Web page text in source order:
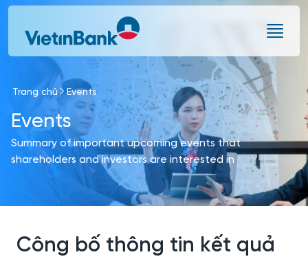
Skip to Main Content
Trang chủ Events
Events
Summary of important upcoming events that
shareholders and investors are interested in
Công bố thông tin kết quả